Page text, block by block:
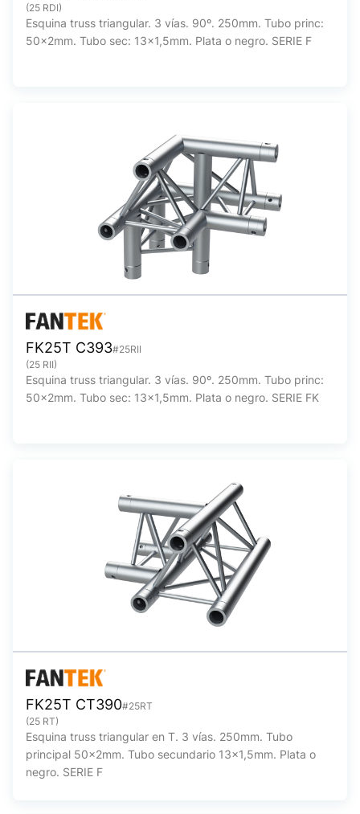
(25 RDI)
Esquina truss triangular. 3 vías. 90º. 250mm. Tubo princ:
50x2mm. Tubo sec: 13x1,5mm. Plata o negro. SERIE F
FK25T C393#25RII
(25 RII)
Esquina truss triangular. 3 vías. 90º. 250mm. Tubo princ:
50x2mm. Tubo sec: 13x1,5mm. Plata o negro. SERIE FK
FK25T CT390#25RT
(25 RT)
Esquina truss triangular en T. 3 vías. 250mm. Tubo
principal 50x2mm. Tubo secundario 13x1,5mm. Plata o
negro. SERIE F